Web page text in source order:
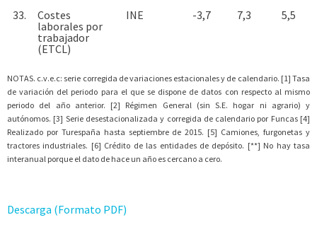
33.
Costes
laborales por
trabajador
(ETCL)
INE -3,7 7,3 5,5
NOTAS. c.v.e.c: serie corregida de variaciones estacionales y de calendario. [1] Tasa
de variación del periodo para el que se dispone de datos con respecto al mismo
periodo del año anterior. [2] Régimen General (sin S.E. hogar ni agrario) y
autónomos. [3] Serie desestacionalizada y corregida de calendario por Funcas [4]
Realizado por Turespaña hasta septiembre de 2015. [5] Camiones, furgonetas y
tractores industriales. [6] Crédito de las entidades de depósito. [**] No hay tasa
interanual porque el dato de hace un año es cercano a cero.
Descarga (Formato PDF)